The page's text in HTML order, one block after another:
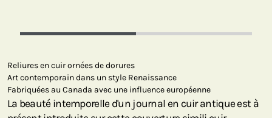
Reliures en cuir ornées de dorures
Art contemporain dans un style Renaissance
Fabriquées au Canada avec une influence européenne
La beauté intemporelle d'un journal en cuir antique est à